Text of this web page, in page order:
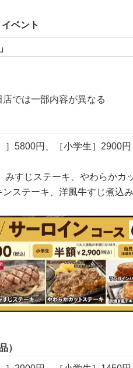
ベント
では一部内容が異なる
］5800円、［小学生］2900
みすじステーキ、やわらかカ
ステーキ、洋風牛すじ煮込み
）